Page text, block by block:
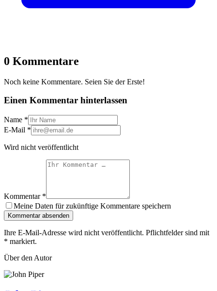
0 Kommentare
Noch keine Kommentare. Seien Sie der Erste!
Einen Kommentar hinterlassen
Name *
E-Mail *
Wird nicht veröffentlicht
Kommentar *
Meine Daten für zukünftige Kommentare speichern
Kommentar absenden
Ihre E-Mail-Adresse wird nicht veröffentlicht. Pflichtfelder sind mit
* markiert.
Über den Autor